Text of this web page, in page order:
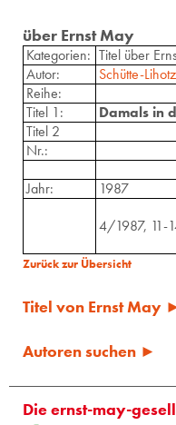
über Ernst May
Kategorien: Titel über
Autor:
Schütte-
Reihe:
Titel 1:
Damals in
Titel 2
Nr.:
Jahr:
1987
4/1987, 11-
Zurück zur Übersicht
Titel von Ernst May
Autoren suchen ►
Die ernst-may-